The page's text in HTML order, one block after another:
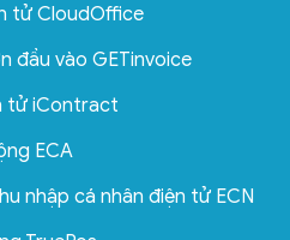
tử CloudOffice
đầu vào GETinvoice
tử iContract
ECA
nhập cá nhân điện tử ECN